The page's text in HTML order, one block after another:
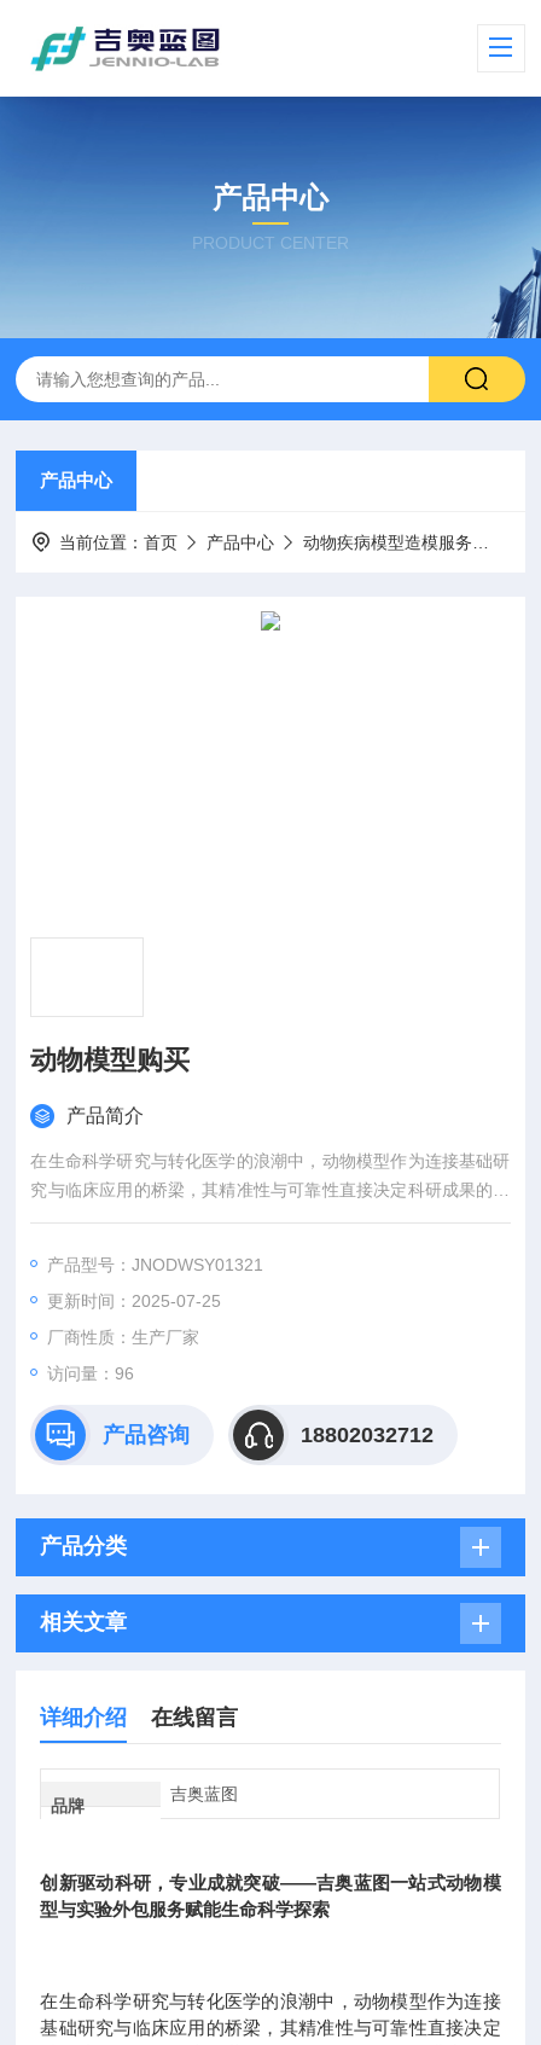
产品中心
PRODUCT CENTER
产品中心
当前位置：首页 产品中心 动物疾病模型造模服务
动物模型购买
产品简介
在生命科学研究与转化医学的浪潮中，动物模型作为连接基础研
究与临床应用的桥梁，其精准性与可靠性直接决定科研成果的价
值。吉奥蓝图（JENNIO-LAB）深耕生物医学领域十余载，凭借
机构、药企及医疗机构提供覆盖动物模型构建、药效评价、数据
分析与成果转化的一站式解决方案，助力客户突破科研瓶颈，加
速创新成果落地。
产品型号：JNODWSY01321
更新时间：2025-07-25
厂商性质：生产厂家
访问量：96
产品咨询 18802032712
产品分类
相关文章
详细介绍 在线留言
品牌
吉奥蓝图
创新驱动科研，专业成就突破——吉奥蓝图一站式动物模
型与实验外包服务赋能生命科学探索
在生命科学研究与转化医学的浪潮中，动物模型作为连接
基础研究与临床应用的桥梁，其精准性与可靠性直接决定